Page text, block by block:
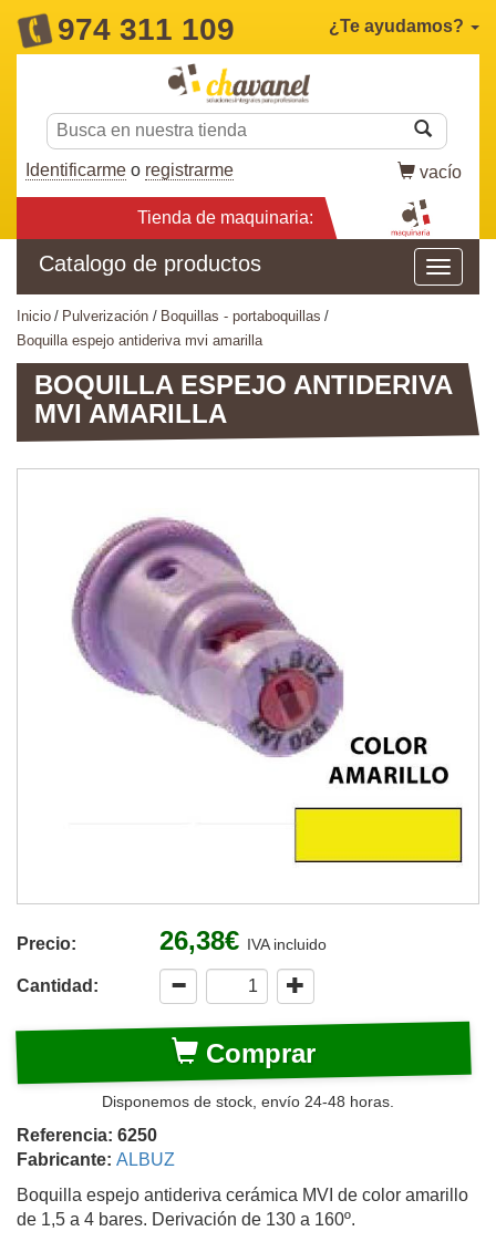
974 311 109 ¿Te ayudamos?
Identificarme o registrarme vacío
Tienda de maquinaria:
Catalogo de productos
inicio pulverización
boquillas - portaboquillas
boquilla espejo antideriva mvi amarilla
BOQUILLA ESPEJO ANTIDERIVA
MVI AMARILLA
Precio: 26,38€ IVA incluido
Cantidad:
Comprar
Disponemos de stock, envío 24-48 horas.
Referencia: 6250
Fabricante: ALBUZ
Boquilla espejo antideriva cerámica MVI de color amarillo
de 1,5 a 4 bares. Derivación de 130 a 160º.